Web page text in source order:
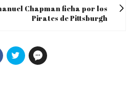
Chapman ficha por los
Pirates de Pittsburgh